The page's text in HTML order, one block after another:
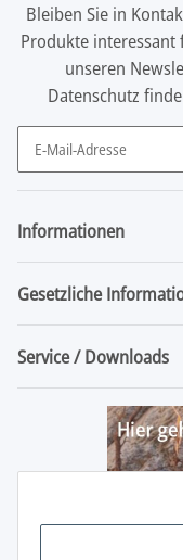
Bleiben Sie in
Produkte
unseren
Datenschutz
Newsletter
Informationen
Gesetzliche
Service / Downloads